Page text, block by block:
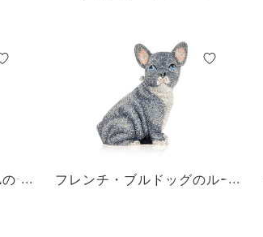
テ
フレンチ・ブルドッグのルー